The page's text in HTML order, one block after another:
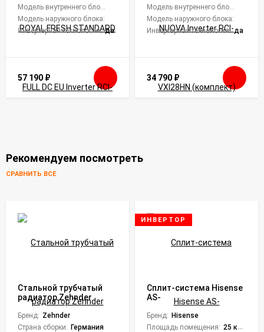
Модель внутреннего блока:
RCI-RFS28HN/IN
Модель наружного блока:
RCI-RFS28HN/OUT
Инверторная технология: да
57 190 ₽
Модель внутреннего блока:
Модель наружного блока:
Инверторная технология: да
34 790 ₽
Рекомендуем посмотреть
СРАВНИТЬ ВСЕ
Стальной трубчатый
радиатор Zehnder
Charleston 2050 б/п (22
секции)
Бренд: Zehnder
Страна сборки: Германия
ИНВЕРТОР
Сплит-система Hisense
AS-
09UW4RYRCM05G/AS-
09UW4RYRCM05W City DC
Inverter
Бренд: Hisense
Площадь помещения: 25 кв. м.